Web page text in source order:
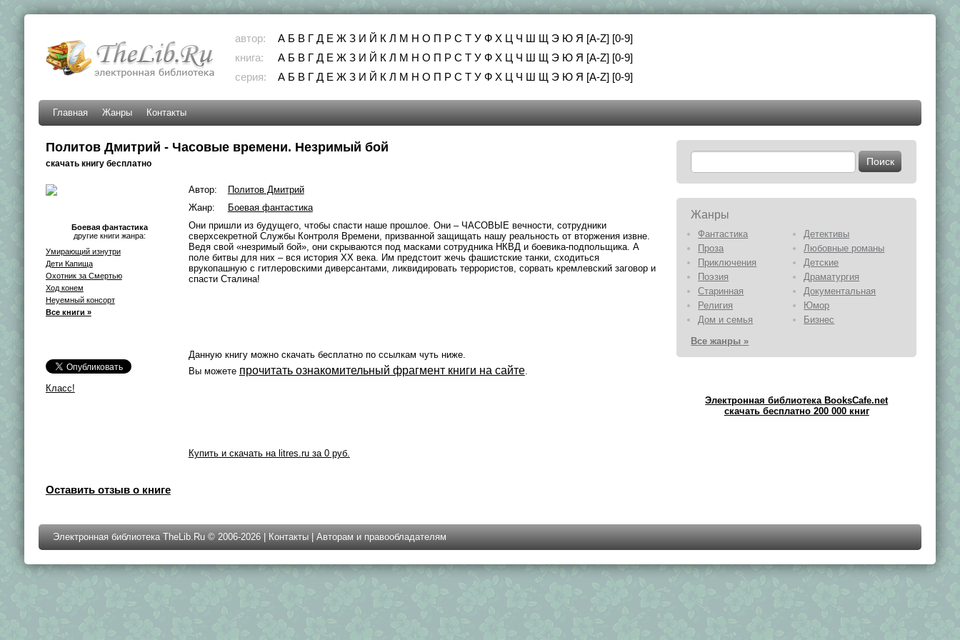
автор: А Б В Г Д Е Ж З И Й К Л М Н О П Р С Т У Ф Х Ц Ч Ш Щ Э Ю Я [A-Z] [0-9]
книга:
А Б В Г Д Е Ж З И Й К Л М Н О П Р С Т У Ф Х Ц Ч Ш Щ Э Ю Я [A-Z] [0-9]
серия:
А Б В Г Д Е Ж З И Й К Л М Н О П Р С Т У Ф Х Ц Ч Ш Щ Э Ю Я [A-Z] [0-9]
Главная Жанры Контакты
Политов Дмитрий - Часовые времени. Незримый бой
скачать книгу бесплатно
Боевая фантастика
другие книги жанра:
Умирающий изнутри
Дети Капища
Охотник за Смертью
Ход конем
Неуемный консорт
Все книги »
Класс!
Автор:
Политов Дмитрий
Жанр:
Боевая фантастика
Они пришли из будущего, чтобы спасти наше прошлое. Они – ЧАСОВЫЕ вечности, сотрудники
сверхсекретной Службы Контроля Времени, призванной защищать нашу реальность от вторжения извне.
Ведя свой «незримый бой», они скрываются под масками сотрудника НКВД и боевика-подпольщика. А
поле битвы для них – вся история XX века. Им предстоит жечь фашистские танки, сходиться
врукопашную с гитлеровскими диверсантами, ликвидировать террористов, сорвать кремлевский заговор и
спасти Сталина!
Данную книгу можно скачать бесплатно по ссылкам чуть ниже.
Вы можете прочитать ознакомительный фрагмент книги на сайте.
Купить и скачать на litres.ru за 0 руб.
Оставить отзыв о книге
Жанры
Фантастика
Детективы
Проза
Любовные романы
Приключения
Детские
Поэзия
Драматургия
Старинная
Документальная
Религия
Юмор
Дом и семья
Бизнес
Все жанры »
Электронная библиотека BooksCafe.net
скачать бесплатно 200 000 книг
Электронная библиотека TheLib.Ru © 2006-2026 | Контакты| Авторам и правообладателям